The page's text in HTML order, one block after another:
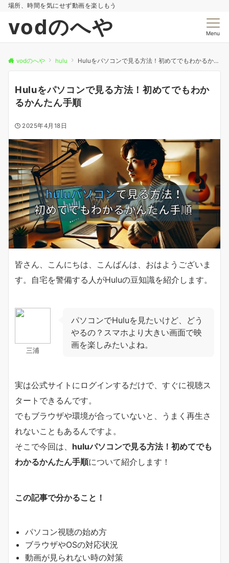
場所、時間を気にせず動画を楽しもう
vodのへや Menu
vodのへや hulu Huluをパソコンで見る方法！初めてでもわかるかんたん手順
Huluをパソコンで見る方法！初めてでもわか
るかんたん手順
2025年4月18日
皆さん、こんにちは、こんばんは、おはようございま
す。自宅を警備する人がHuluの豆知識を紹介します。
三浦
パソコンでHuluを見たいけど、どう
やるの？スマホより大きい画面で映
画を楽しみたいよね。
実は公式サイトにログインするだけで、すぐに視聴ス
タートできるんです。
でもブラウザや環境が合っていないと、うまく再生さ
れないこともあるんですよ。
そこで今回は、 huluパソコンで見る方法！初めてでも
わかるかんたん手順について紹介します！
この記事で分かること！
パソコン視聴の始め方
ブラウザやOSの対応状況
動画が見られない時の対策